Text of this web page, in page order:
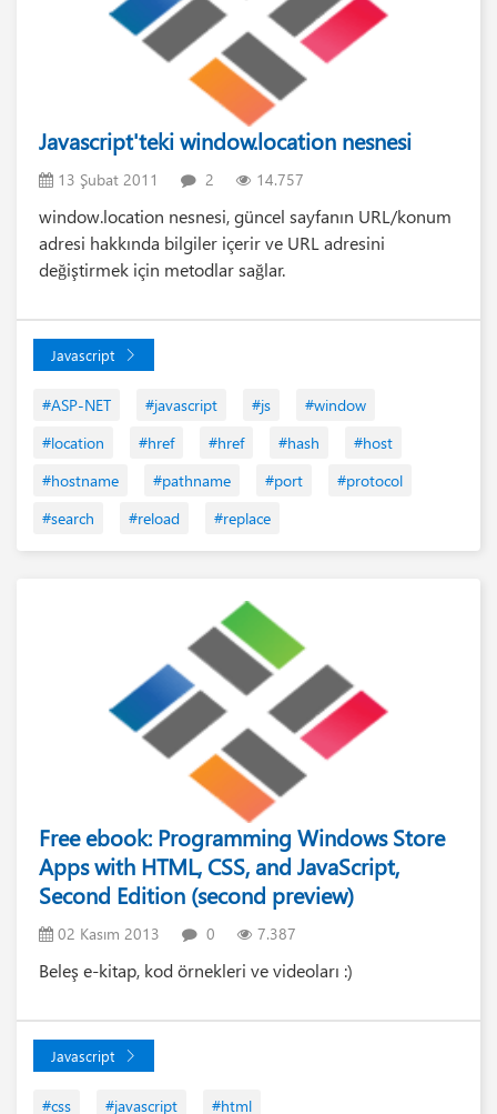
Javascript'teki window.location nesnesi
13 Şubat 2011 2 14.757
window.location nesnesi, güncel sayfanın URL/konum
adresi hakkında bilgiler içerir ve URL adresini
değiştirmek için metodlar sağlar.
Javascript
#ASP-NET #javascript #js
#window
#location
#href #href #hash
#host
#hostname
#pathname #port
#protocol
#search
#reload #replace
Free ebook: Programming Windows Store
Apps with HTML, CSS, and JavaScript,
Second Edition (second preview)
02 Kasım 2013 0 7.387
Beleş e-kitap, kod örnekleri ve videoları :)
Javascript
#css #javascript
#html